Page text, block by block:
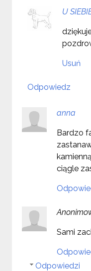
U
Usuń
Odpowiedz
anna
Bardzo
ciągle
Sami
Odpowiedzi